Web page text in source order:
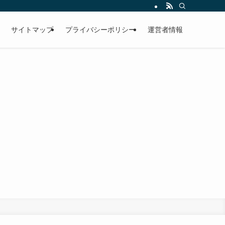
サイトマップ プライバシーポリシー 運営者情報